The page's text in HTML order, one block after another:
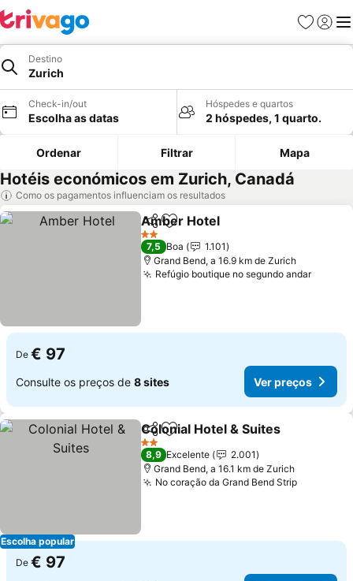
Favoritos
Iniciar
Destino
Zurich
Check-in/out
Escolha as datas
Hóspedes e quartos
2 hóspedes, 1 quarto.
Ordenar Filtrar Mapa
Hotéis económicos em Zurich, Canadá
Como os pagamentos influenciam os resultados
PartilharAdicionar aos favoritos
Amber Hotel
2 Estrelas
7,5 Boa
1.101
Grand Bend, a 16.9 km de Zurich
Refúgio boutique no segundo andar
De € 97
Consulte os preços de 8 sites Ver preços
Escolha popular
PartilharAdicionar aos favoritos
Colonial Hotel & Suites
2 Estrelas
8,9 Excelente
2.001
Grand Bend, a 16.1 km de Zurich
No coração da Grand Bend Strip
De € 97